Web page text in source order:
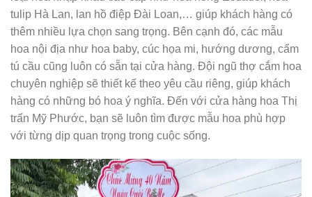
tulip Hà Lan, lan hồ điệp Đài Loan,… giúp khách hàng có
thêm nhiều lựa chọn sang trọng. Bên cạnh đó, các mẫu
hoa nội địa như hoa baby, cúc họa mi, hướng dương, cẩm
tú cầu cũng luôn có sẵn tại cửa hàng. Đội ngũ thợ cắm hoa
chuyên nghiệp sẽ thiết kế theo yêu cầu riêng, giúp khách
hàng có những bó hoa ý nghĩa. Đến với cửa hàng hoa Thị
trấn Mỹ Phước, bạn sẽ luôn tìm được mẫu hoa phù hợp
với từng dịp quan trọng trong cuộc sống.